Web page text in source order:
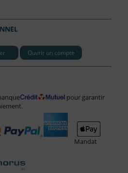
Ouvrir un compte
pour garantir
Mandat